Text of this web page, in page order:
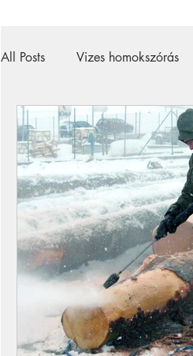
All Posts Vizes homokszórás
magasnyomású mosó
szőnyegtisztítás